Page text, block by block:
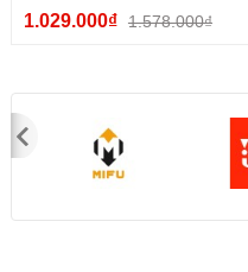
1.029.000₫ 1.578.000₫